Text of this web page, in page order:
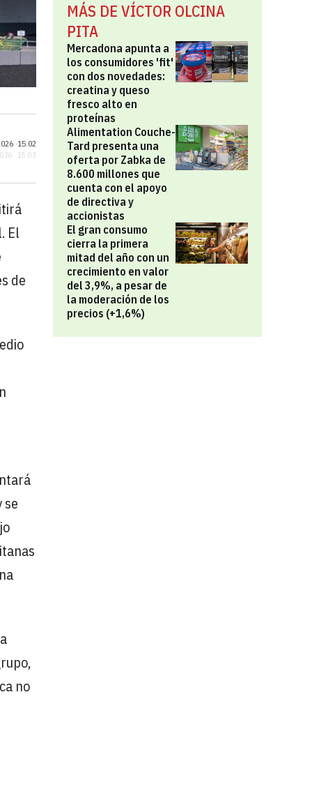
MÁS DE VÍCTOR OLCINA
PITA
Mercadona apunta a
los consumidores 'fit'
con dos novedades:
creatina y queso
fresco alto en
proteínas
Alimentation Couche-
Tard presenta una
oferta por Zabka de
8.600 millones que
cuenta con el apoyo
de directiva y
accionistas
El gran consumo
cierra la primera
mitad del año con un
crecimiento en valor
del 3,9%, a pesar de
la moderación de los
precios (+1,6%)
·15:02
· 15:03
El
de
se
no